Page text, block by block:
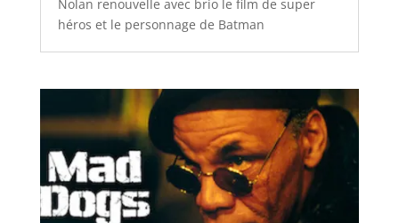
Nolan renouvelle avec brio le film de super
héros et le personnage de Batman